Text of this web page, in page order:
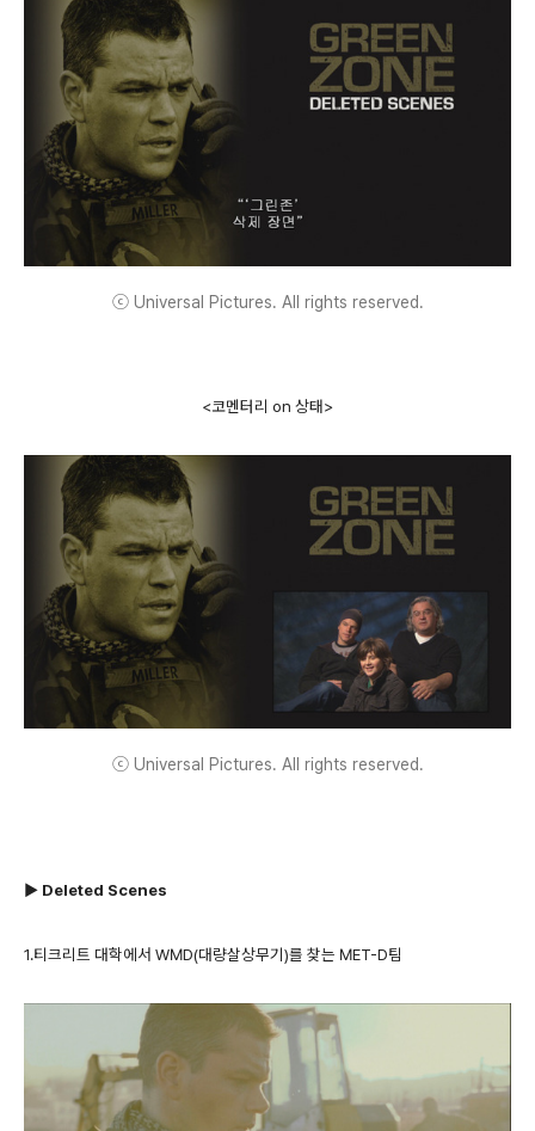
ⓒ Universal Pictures. All rights reserved.
<코멘터리 on 상태>
ⓒ Universal Pictures. All rights reserved.
▶ Deleted Scenes
1.티크리트 대학에서 WMD(대량살상무기)를 찾는 MET-D팀